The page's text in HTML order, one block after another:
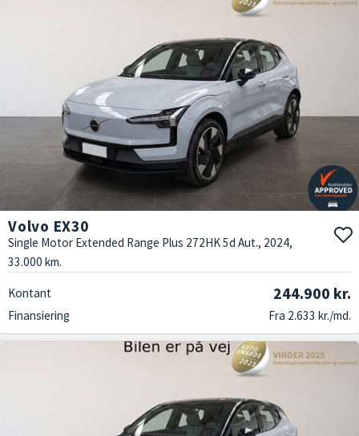
Volvo EX30
Single Motor Extended Range Plus 272HK 5d Aut., 2024,
33.000 km.
Kontant 244.900 kr.
Finansiering Fra 2.633 kr./md.